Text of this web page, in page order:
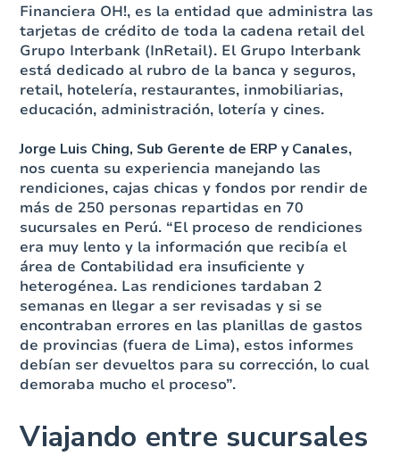
Financiera OH!, es la entidad que administra las
tarjetas de crédito de toda la cadena retail del
Grupo Interbank (InRetail). El Grupo Interbank
está dedicado al rubro de la banca y seguros,
retail, hotelería, restaurantes, inmobiliarias,
educación, administración, lotería y cines.
Jorge Luis Ching, Sub Gerente de ERP y Canales,
nos cuenta su experiencia manejando las
rendiciones, cajas chicas y fondos por rendir de
más de 250 personas repartidas en 70
sucursales en Perú. “El proceso de rendiciones
era muy lento y la información que recibía el
área de Contabilidad era insuficiente y
heterogénea. Las rendiciones tardaban 2
semanas en llegar a ser revisadas y si se
encontraban errores en las planillas de gastos
de provincias (fuera de Lima), estos informes
debían ser devueltos para su corrección, lo cual
demoraba mucho el proceso”.
Viajando entre sucursales